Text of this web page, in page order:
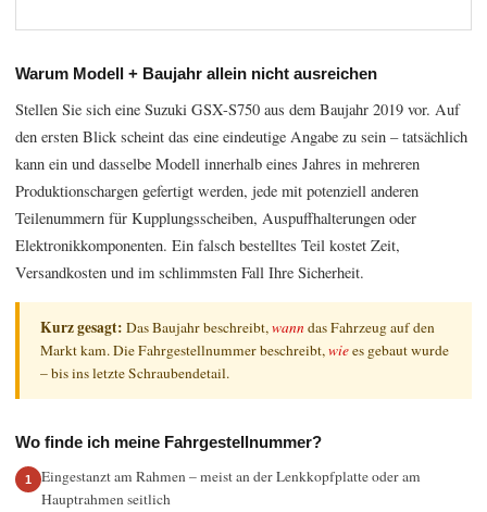
Warum Modell + Baujahr allein nicht ausreichen
Stellen Sie sich eine Suzuki GSX-S750 aus dem Baujahr 2019 vor. Auf
den ersten Blick scheint das eine eindeutige Angabe zu sein – tatsächlich
kann ein und dasselbe Modell innerhalb eines Jahres in mehreren
Produktionschargen gefertigt werden, jede mit potenziell anderen
Teilenummern für Kupplungsscheiben, Auspuffhalterungen oder
Elektronikkomponenten. Ein falsch bestelltes Teil kostet Zeit,
Versandkosten und im schlimmsten Fall Ihre Sicherheit.
Kurz gesagt: Das Baujahr beschreibt,wanndas Fahrzeug auf den
Markt kam. Die Fahrgestellnummer beschreibt,wiees gebaut wurde
– bis ins letzte Schraubendetail.
Wo finde ich meine Fahrgestellnummer?
Eingestanzt am Rahmen – meist an der Lenkkopfplatte oder am
Hauptrahmen seitlich